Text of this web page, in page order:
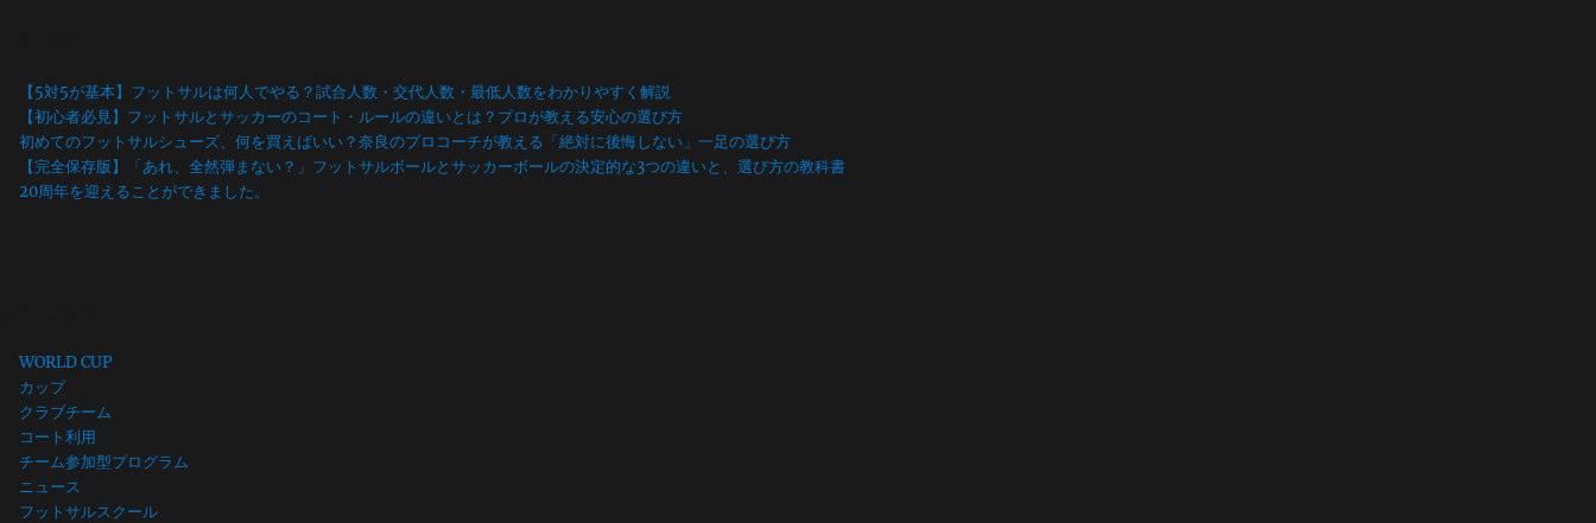
【5対5が基本】フットサルは何人でやる？試合人数・交代人数・最低人数をわかりやすく解説
【初心者必見】フットサルとサッカーのコート・ルールの違いとは？プロが教える安心の選び方
初めてのフットサルシューズ、何を買えばいい？奈良のプロコーチが教える「絶対に後悔しない」一足の選び方
【完全保存版】「あれ、全然弾まない？」フットサルボールとサッカーボールの決定的な3つの違いと、選び方の教科書
20周年を迎えることができました。
WORLD CUP
カップ
クラブチーム
コート利用
チーム参加型プログラム
ニュース
フットサルスクール